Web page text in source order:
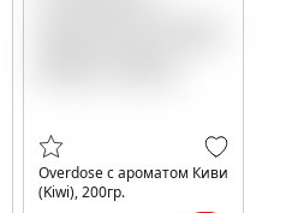
Overdose с ароматом Киви
(Kiwi), 200гр.